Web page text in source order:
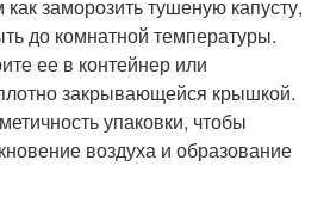
заморозить тушеную капусту,
до комнатной температуры.
ее в контейнер или
закрывающейся крышкой.
упаковки, чтобы
воздуха и образование